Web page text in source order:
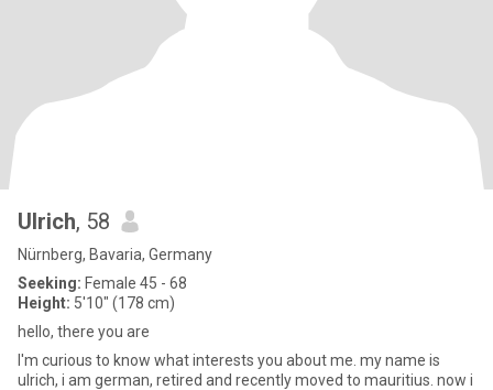
Ulrich, 58
Nürnberg, Bavaria, Germany
Seeking: Female 45 - 68
Height: 5'10" (178 cm)
hello, there you are
I'm curious to know what interests you about me. my name is
ulrich, i am german, retired and recently moved to mauritius. now i